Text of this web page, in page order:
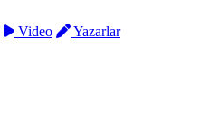
Video
Yazarlar